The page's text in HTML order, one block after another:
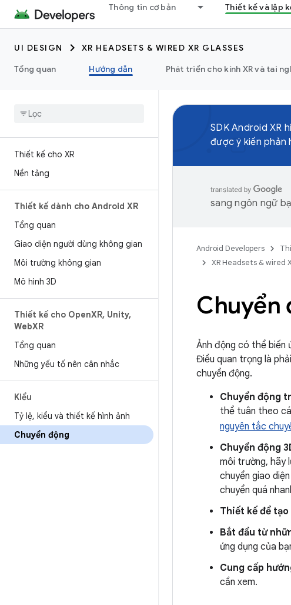
Thông tin cơ bản Thiết kế và lập
UI DESIGN
XR HEADSETS & WIRED XR GLASSES
Tổng quan
Hướng dẫn Phát triển cho kính XR và tai
Thiết kế cho XR
Nền tảng
Thiết kế dành cho Android XR
Tổng quan
Giao diện người dùng không gian
Môi trường không gian
Mô hình 3D
Thiết kế cho OpenXR, Unity,
WebXR
Tổng quan
Những yếu tố nên cân nhắc
Kiểu
Tỷ lệ, kiểu và thiết kế hình ảnh
Chuyển động
SDK Android XR
được ý kiến phản
sang ngôn ngữ
Android Developers
XR Headsets & wired
Chuyển
Ảnh động có thể biến
Điều quan trọng là
chuyển động.
Chuyển động
thể tuân theo
nguyên tắc
Chuyển động
môi trường, hãy
chuyển giao
chuyển quá
Thiết kế để
Bắt đầu từ
ứng dụng của
Cung cấp
cần xem.